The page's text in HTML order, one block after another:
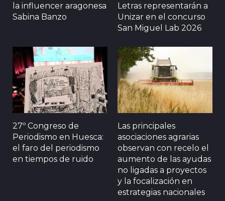
la influencer aragonesa
Sabina Banzo
Letras representarán a
Unizar en el concurso
San Miguel Lab 2026
27º Congreso de
Periodismo en Huesca:
el faro del periodismo
en tiempos de ruido
Las principales
asociaciones agrarias
observan con recelo el
aumento de las ayudas
no ligadas a proyectos
y la focalización en
estrategias nacionales